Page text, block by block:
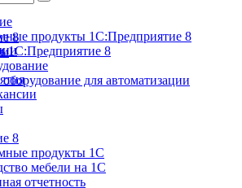
8
продукты 1С:Предприятие 8
1С:Предприятие 8
для автоматизации
8
продукты 1С
мебели на 1С
отчетность